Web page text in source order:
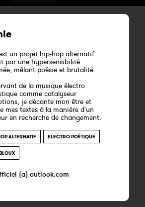
un projet hip-hop alternatif
par une hypersensibilité
mêlant poésie et brutalité.
de la musique électro
comme catalyseur
je décante mon être et
mes textes à la manière d'un
en recherche de changement.
ALTERNATIF ELECTRO POÉTIQUE
(a) outlook.com